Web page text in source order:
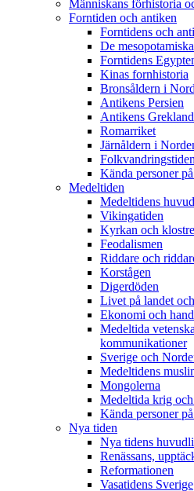
Människans förhistoria
Forntiden och antiken
Forntidens och
De
Forntidens
Kinas fornhistoria
Bronsåldern i
Antikens Persien
Antikens Grekland
Romarriket
Järnåldern i
Folkvandringstiden
Kända personer
Medeltiden
Medeltidens
Vikingatiden
Kyrkan och
Feodalismen
Riddare och
Korstågen
Digerdöden
Livet på landet
Ekonomi och
Medeltida
kommunikationer
Sverige och
Medeltidens
Mongolerna
Medeltida krig
Kända personer
Nya tiden
Nya tidens
Renässans,
Reformationen
Vasatidens Sverige